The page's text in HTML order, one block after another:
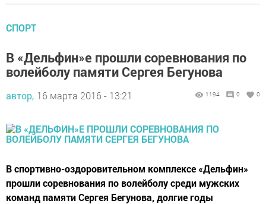
СПОРТ
В «Дельфин»е прошли соревнования по
волейболу памяти Сергея Бегунова
автор, 16 марта 2016 - 13:21 1194 0 0
В спортивно-оздоровительном комплексе «Дельфин»
прошли соревнования по волейболу среди мужских
команд памяти Сергея Бегунова, долгие годы